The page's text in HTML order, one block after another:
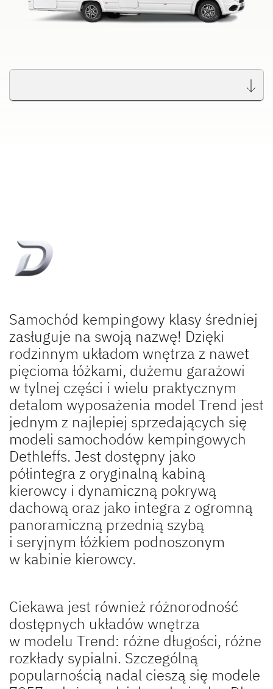
Samochód kempingowy klasy średniej
zasługuje na swoją nazwę! Dzięki
rodzinnym układom wnętrza z nawet
pięcioma łóżkami, dużemu garażowi
w tylnej części i wielu praktycznym
detalom wyposażenia model Trend jest
jednym z najlepiej sprzedających się
modeli samochodów kempingowych
Dethleffs. Jest dostępny jako
półintegra z oryginalną kabiną
kierowcy i dynamiczną pokrywą
dachową oraz jako integra z ogromną
panoramiczną przednią szybą
i seryjnym łóżkiem podnoszonym
w kabinie kierowcy.
Ciekawa jest również różnorodność
dostępnych układów wnętrza
w modelu Trend: różne długości, różne
rozkłady sypialni. Szczególną
popularnością nadal cieszą się modele